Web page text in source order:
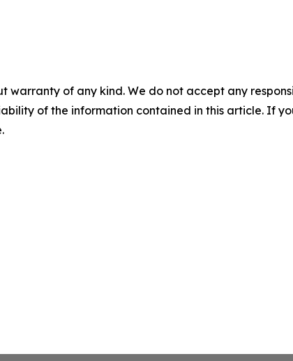
warranty of any kind. We do not accept any
of the information contained in this article. If